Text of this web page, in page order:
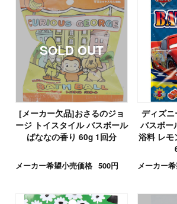
[メーカー欠品]おさるのジョ
ージ トイスタイル バスボール
ばななの香り 60g 1回分
メーカー希望小売価格 500円
ディズ
バスボー
浴料 レモ
メーカー